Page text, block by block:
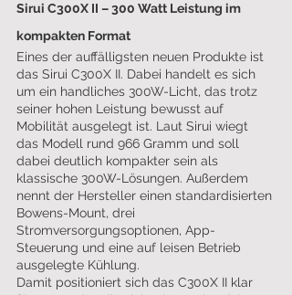
Sirui C300X II – 300 Watt Leistung im
kompakten Format
Eines der auffälligsten neuen Produkte ist
das Sirui C300X II. Dabei handelt es sich
um ein handliches 300W-Licht, das trotz
seiner hohen Leistung bewusst auf
Mobilität ausgelegt ist. Laut Sirui wiegt
das Modell rund 966 Gramm und soll
dabei deutlich kompakter sein als
klassische 300W-Lösungen. Außerdem
nennt der Hersteller einen standardisierten
Bowens-Mount, drei
Stromversorgungsoptionen, App-
Steuerung und eine auf leisen Betrieb
ausgelegte Kühlung.
Damit positioniert sich das C300X II klar